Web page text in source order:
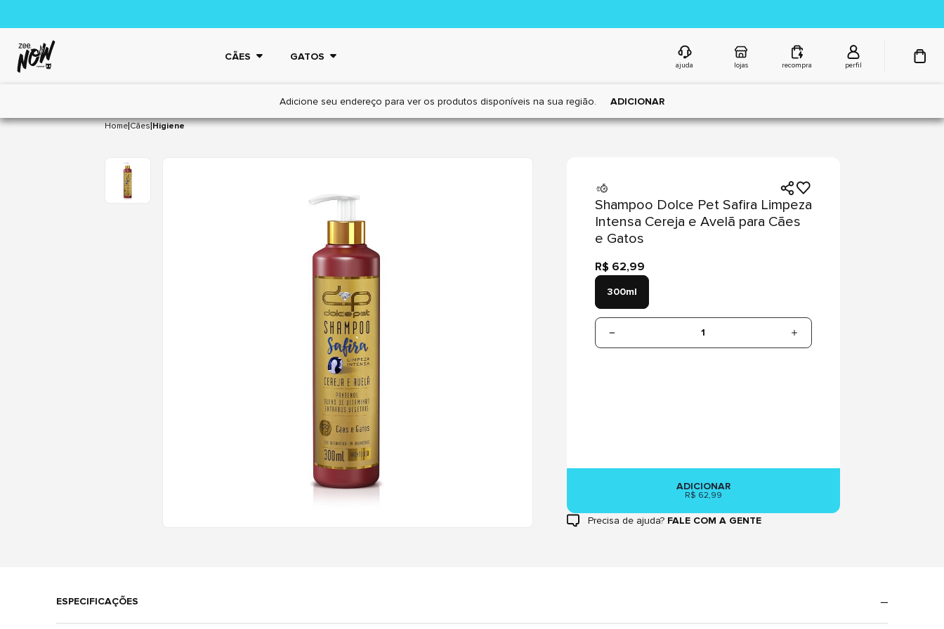
CÃES GATOS
ajuda lojas recompra perfil
Adicione seu endereço para ver os produtos disponíveis na sua região. ADICIONAR
Home|Cães|Higiene
Shampoo Dolce Pet Safira Limpeza
Intensa Cereja e Avelã para Cães
e Gatos
R$ 62,99
300ml
1
ADICIONAR
R$ 62,99
Precisa de ajuda? FALE COM A GENTE
ESPECIFICAÇÕES